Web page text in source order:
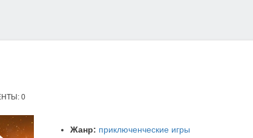
0
Жанр: приключенческие игры